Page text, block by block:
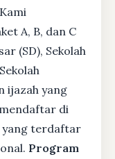
A, B, dan C
(SD), Sekolah
ijazah yang
di
yang terdaftar
Program